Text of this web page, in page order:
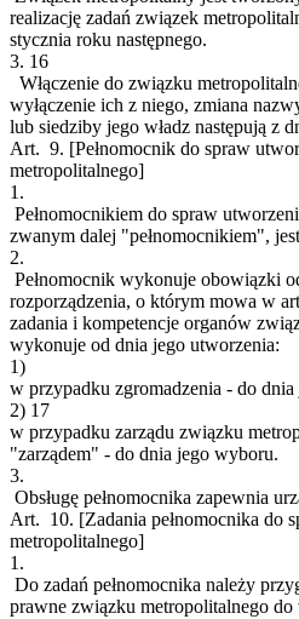
realizację zadań związek
stycznia roku następnego.
3. 16
Włączenie do związku
wyłączenie ich z niego, zmiana
lub siedziby jego władz następują z
Art. 9. [Pełnomocnik do spraw
metropolitalnego]
1.
Pełnomocnikiem do spraw
zwanym dalej "pełnomocnikiem",
2.
Pełnomocnik wykonuje obowiązki
rozporządzenia, o którym mowa w
zadania i kompetencje organów
wykonuje od dnia jego utworzenia:
1)
w przypadku zgromadzenia - do dnia
2) 17
w przypadku zarządu związku
"zarządem" - do dnia jego wyboru.
3.
Obsługę pełnomocnika zapewnia
Art. 10. [Zadania pełnomocnika do
metropolitalnego]
1.
Do zadań pełnomocnika należy
prawne związku metropolitalnego